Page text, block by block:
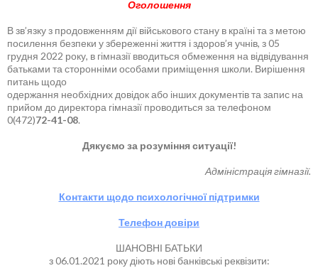
Оголошення
В зв’язку з продовженням дії військового стану в країні та з метою
посилення безпеки у збереженні життя і здоров’я учнів, з 05
грудня 2022 року, в гімназії вводиться обмеження на відвідування
батьками та сторонніми особами приміщення школи. Вирішення
питань щодо
одержання необхідних довідок або інших документів та запис на
прийом до директора гімназії проводиться за телефоном
0(472)72-41-08.
Дякуємо за розуміння ситуації!
Адміністрація гімназії.
Контакти щодо психологічної підтримки
Телефон довіри
ШАНОВНІ БАТЬКИ
з 06.01.2021 року діють нові банківські реквізити: